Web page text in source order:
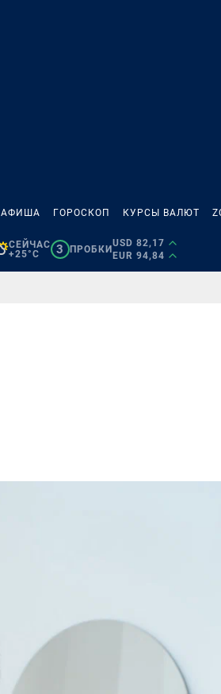
АФИША ГОРОСКОП КУРСЫ ВАЛЮТ
СЕЙЧАС
+25°C
3 ПРОБКИ
USD 82,17
EUR 94,84